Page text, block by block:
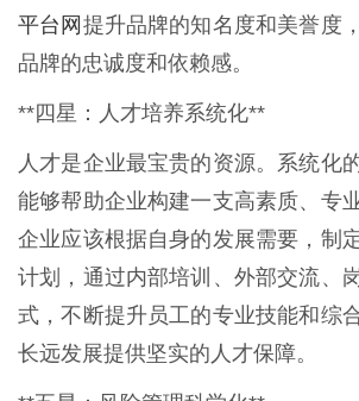
平台网提升品牌的知名度和美誉度
品牌的忠诚度和依赖感。
**四星：人才培养系统化**
人才是企业最宝贵的资源。系统化
能够帮助企业构建一支高素质、专
企业应该根据自身的发展需要，制
计划，通过内部培训、外部交流、
式，不断提升员工的专业技能和综
长远发展提供坚实的人才保障。